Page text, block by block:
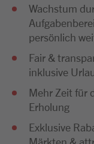
Wachstum
persönlich
Fair &
inklusive
Mehr Zeit für
Erholung
Exklusive
Märkten &